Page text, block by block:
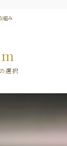
組み
選択